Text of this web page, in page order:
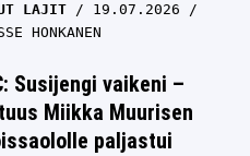
LAJIT
19.07.2026
HONKANEN
Susijengi vaikeni –
Miikka Muurisen
paljastui